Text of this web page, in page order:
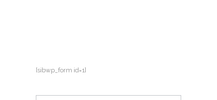
[sibwp_form id=1]